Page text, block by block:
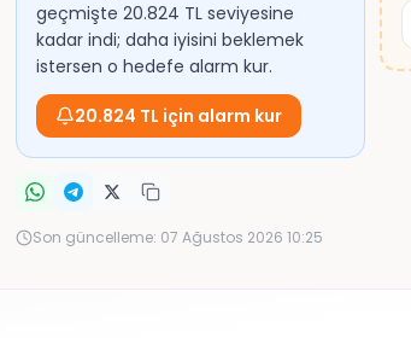
geçmişte 20.824 TL seviyesine
kadar indi; daha iyisini beklemek
istersen o hedefe alarm kur.
20.824 TL için alarm kur
Son güncelleme: 07 Ağustos 2026 10:25